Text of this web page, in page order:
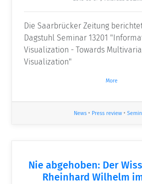
Die Saarbrücker Zeitung
Dagstuhl Seminar 13201
Visualization - Towards
Visualization"
More
News • Press review •
Nie abgehoben: Der
Rheinhard Wilhelm